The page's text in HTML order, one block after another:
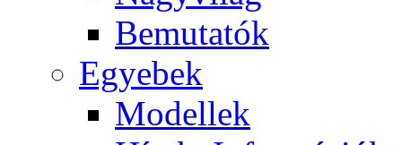
Bemutatók
Egyebek
Modellek